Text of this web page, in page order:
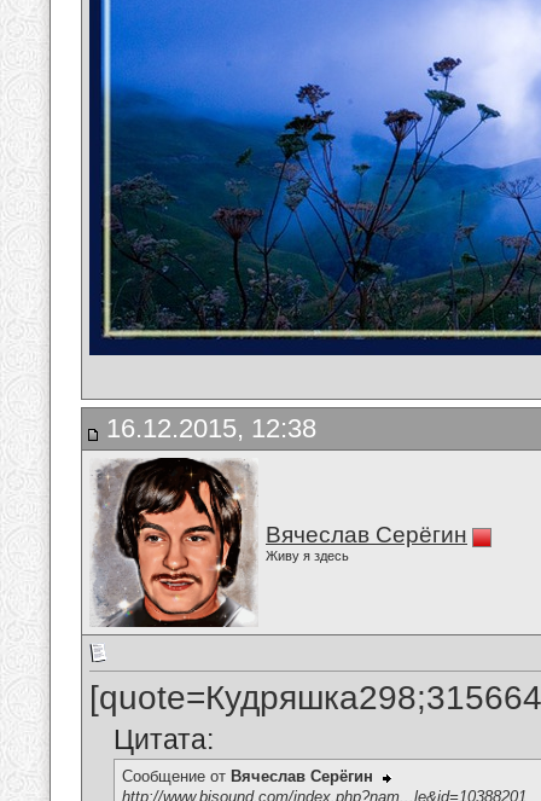
16.12.2015, 12:38
Вячеслав Серёгин
Живу я здесь
Цитата:
Сообщение от Вячеслав Серёгин
http://www.bisound.com/index.php?nam...le&id=10388201